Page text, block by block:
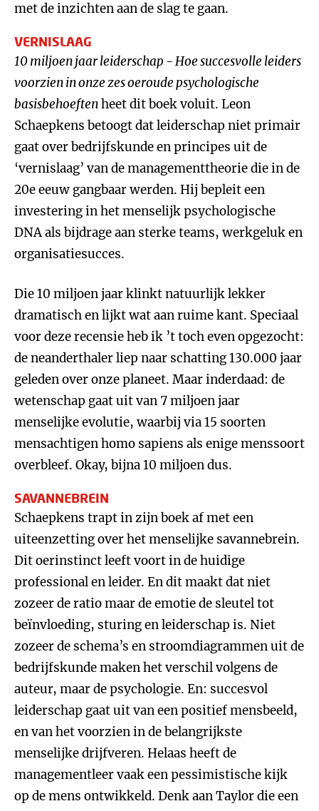
met de inzichten aan de slag te gaan.
VERNISLAAG
10 miljoen jaar leiderschap -Hoe succesvolle leiders
voorzien in onze zes oeroude psychologische
basisbehoeftenheet dit boek voluit. Leon
Schaepkens betoogt dat leiderschap niet primair
gaat over bedrijfskunde en principes uit de
‘vernislaag’ van de managementtheorie die in de
20e eeuw gangbaar werden. Hij bepleit een
investering in het menselijk psychologische
DNA als bijdrage aan sterke teams, werkgeluk en
organisatiesucces.
Die 10 miljoen jaar klinkt natuurlijk lekker
dramatisch en lijkt wat aan ruime kant. Speciaal
voor deze recensie heb ik ’t toch even opgezocht:
de neanderthaler liep naar schatting 130.000 jaar
geleden over onze planeet. Maar inderdaad: de
wetenschap gaat uit van 7 miljoen jaar
menselijke evolutie, waarbij via 15 soorten
mensachtigen homo sapiens als enige menssoort
overbleef. Okay, bijna 10 miljoen dus.
SAVANNEBREIN
Schaepkens trapt in zijn boek af met een
uiteenzetting over het menselijke savannebrein.
Dit oerinstinct leeft voort in de huidige
professional en leider. En dit maakt dat niet
zozeer de ratio maar de emotie de sleutel tot
beïnvloeding, sturing en leiderschap is. Niet
zozeer de schema’s en stroomdiagrammen uit de
bedrijfskunde maken het verschil volgens de
auteur, maar de psychologie. En: succesvol
leiderschap gaat uit van een positief mensbeeld,
en van het voorzien in de belangrijkste
menselijke drijfveren. Helaas heeft de
managementleer vaak een pessimistische kijk
op de mens ontwikkeld. Denk aan Taylor die een